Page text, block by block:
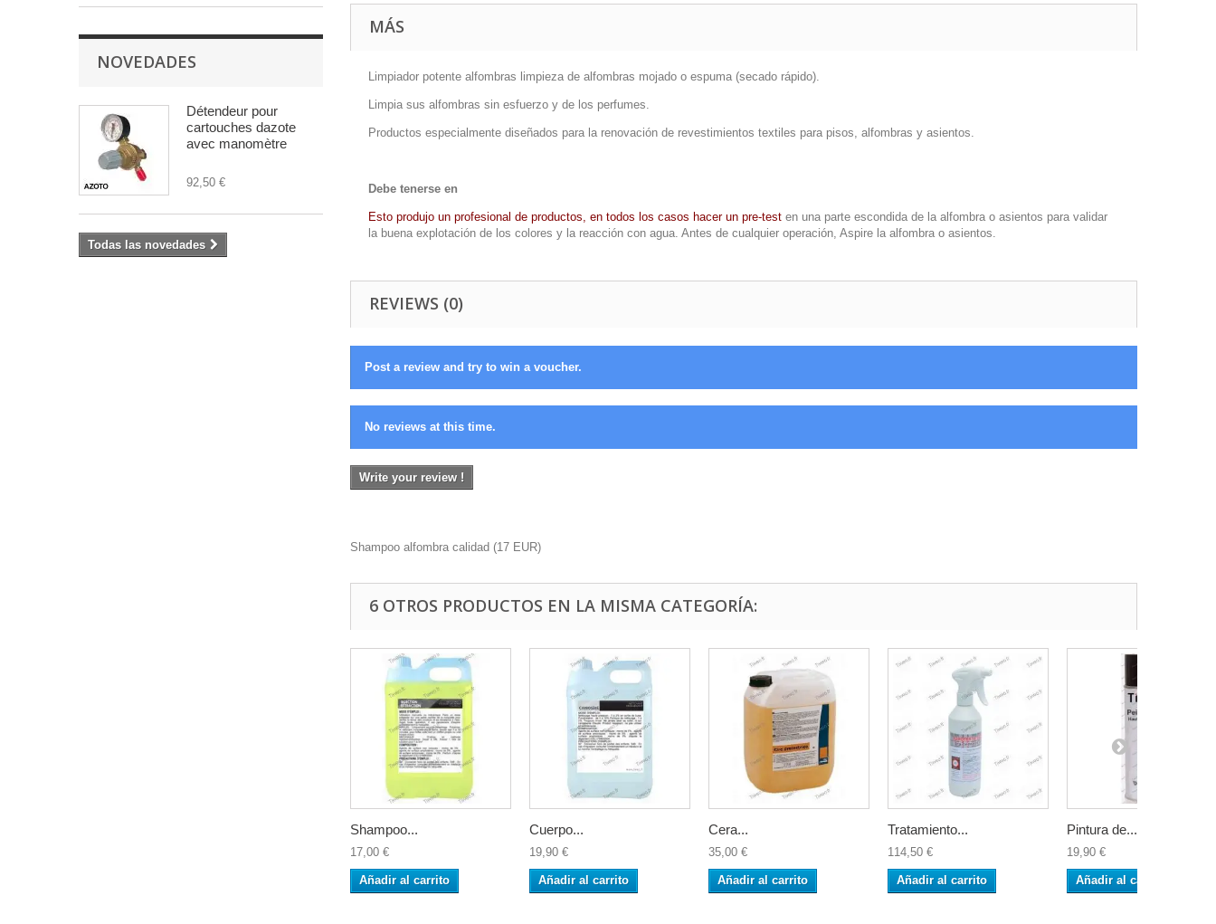
NOVEDADES
Détendeur pour
cartouches dazote
avec manomètre
92,50 €
Todas las novedades
MÁS
Limpiador potente alfombras limpieza de alfombras mojado o espuma (secado rápido).
Limpia sus alfombras sin esfuerzo y de los perfumes.
Productos especialmente diseñados para la renovación de revestimientos textiles para pisos, alfombras y asientos.
Debe tenerse en
Esto produjo un profesional de productos, en todos los casos hacer un pre-test en una parte escondida de la alfombra o asientos para validar
la buena explotación de los colores y la reacción con agua. Antes de cualquier operación, Aspire la alfombra o asientos.
REVIEWS (0)
Post a review and try to win a voucher.
No reviews at this time.
Write your review !
Shampoo alfombra calidad (17 EUR)
6 OTROS PRODUCTOS EN LA MISMA CATEGORÍA:
Shampoo...
17,00 €
Añadir al carrito
Cuerpo...
19,90 €
Añadir al carrito
Cera...
35,00 €
Añadir al carrito
Tratamiento...
114,50 €
Añadir al carrito
Pintura de...
19,90 €
Añadir al carrito